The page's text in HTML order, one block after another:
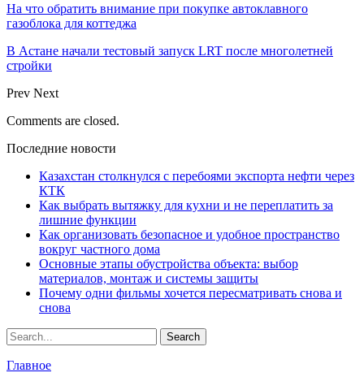
На что обратить внимание при покупке автоклавного
газоблока для коттеджа
В Астане начали тестовый запуск LRT после многолетней
стройки
Prev Next
Comments are closed.
Последние новости
Казахстан столкнулся с перебоями экспорта нефти через
КТК
Как выбрать вытяжку для кухни и не переплатить за
лишние функции
Как организовать безопасное и удобное пространство
вокруг частного дома
Основные этапы обустройства объекта: выбор
материалов, монтаж и системы защиты
Почему одни фильмы хочется пересматривать снова и
снова
Главное